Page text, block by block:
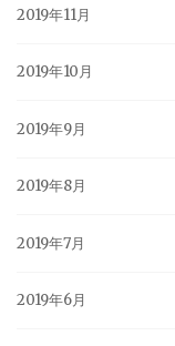
2019年11月
2019年10月
2019年9月
2019年8月
2019年7月
2019年6月